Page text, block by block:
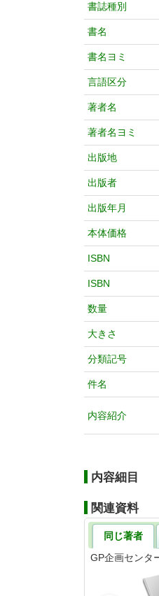
書誌種別
書名
書名ヨミ
言語区分
著者名
著者名ヨミ
出版地
出版者
出版年月
本体価格
ISBN
ISBN
数量
大きさ
分類記号
件名
内容紹介
内容細目
関連資料
同じ著者
GP企画セン